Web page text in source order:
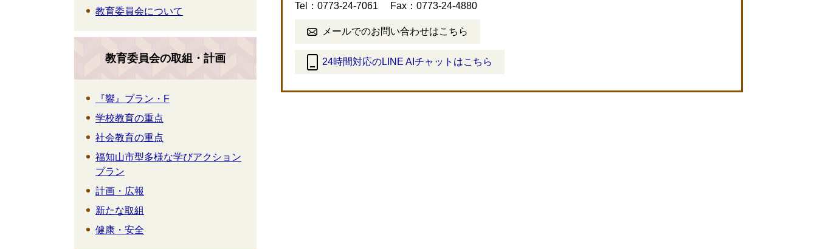
Tel：0773-24-7061
Fax：0773-24-4880
メールでのお問い合わせはこちら
24時間対応のLINE AIチャットはこちら
外
教育委員会について
教育委員会の取組・計画
『響』プラン・F
学校教育の重点
社会教育の重点
福知山市型多様な学びアクション
プラン
計画・広報
新たな取組
健康・安全